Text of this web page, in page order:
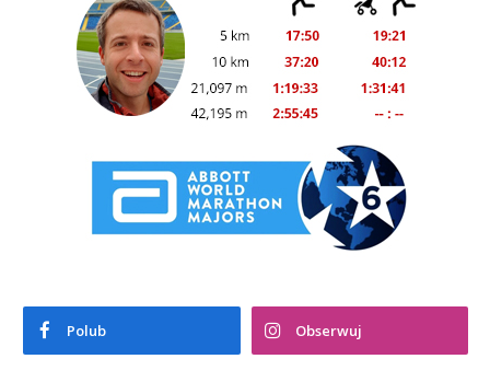
Polub Obserwuj